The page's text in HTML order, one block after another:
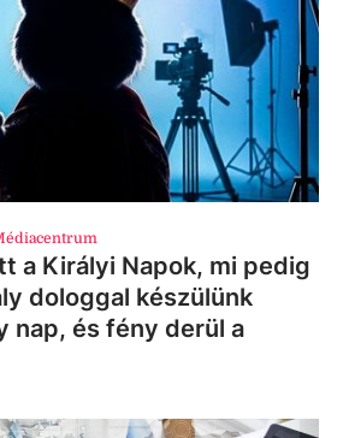
a Királyi Napok, mi pedig
dologgal készülünk
nap, és fény derül a